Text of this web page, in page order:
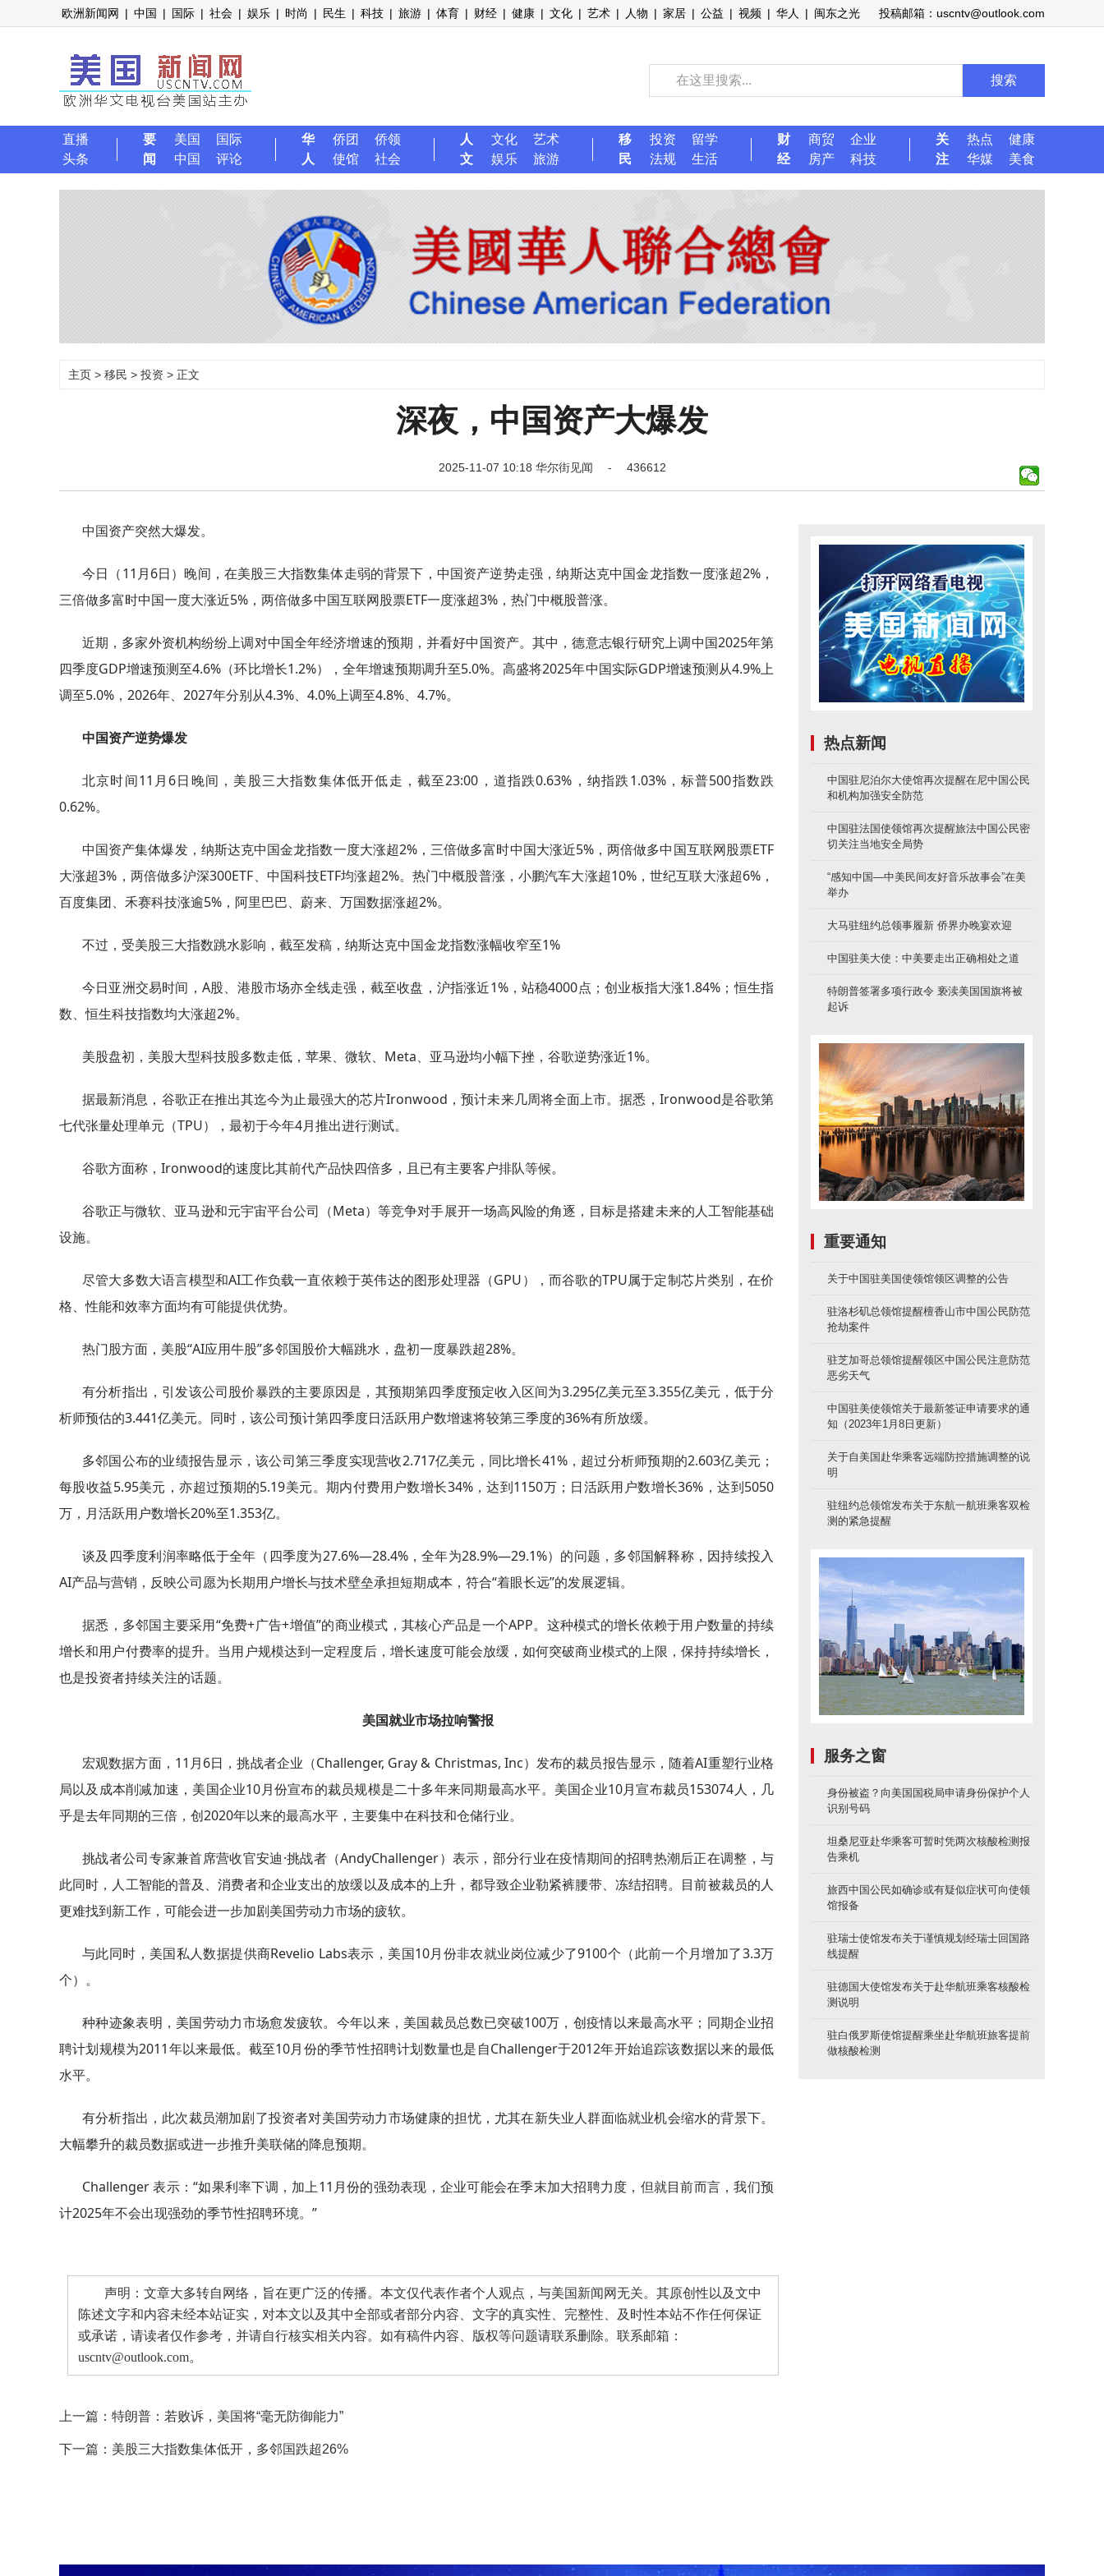
欧洲新闻网 | 中国 | 国际 | 社会 | 娱乐 | 时尚 | 民生 | 科技 | 旅游 | 体育 | 财经 | 健康 | 文化 | 艺术 | 人物 | 家居 | 公益 | 视频 | 华人 | 闽东之光 投稿邮箱：uscntv@outlook.com
搜索
直播
头条
要
闻
美国
国际
中国
评论
华
人
侨团
侨领
使馆
社会
人
文
文化
艺术
娱乐
旅游
移
民
投资
留学
法规
生活
财
经
商贸
企业
房产
科技
关
注
热点
健康
华媒
美食
主页 > 移民 > 投资 > 正文
深夜，中国资产大爆发
2025-11-07 10:18 华尔街见闻 - 436612
中国资产突然大爆发。
今日（11月6日）晚间，在美股三大指数集体走弱的背景下，中国资产逆势走强，纳斯达克中国金龙指数一度涨超2%，
三倍做多富时中国一度大涨近5%，两倍做多中国互联网股票ETF一度涨超3%，热门中概股普涨。
近期，多家外资机构纷纷上调对中国全年经济增速的预期，并看好中国资产。其中，德意志银行研究上调中国2025年第
四季度GDP增速预测至4.6%（环比增长1.2%），全年增速预期调升至5.0%。高盛将2025年中国实际GDP增速预测从4.9%上
调至5.0%，2026年、2027年分别从4.3%、4.0%上调至4.8%、4.7%。
中国资产逆势爆发
北京时间11月6日晚间，美股三大指数集体低开低走，截至23:00，道指跌0.63%，纳指跌1.03%，标普500指数跌
0.62%。
中国资产集体爆发，纳斯达克中国金龙指数一度大涨超2%，三倍做多富时中国大涨近5%，两倍做多中国互联网股票ETF
大涨超3%，两倍做多沪深300ETF、中国科技ETF均涨超2%。热门中概股普涨，小鹏汽车大涨超10%，世纪互联大涨超6%，
百度集团、禾赛科技涨逾5%，阿里巴巴、蔚来、万国数据涨超2%。
不过，受美股三大指数跳水影响，截至发稿，纳斯达克中国金龙指数涨幅收窄至1%
今日亚洲交易时间，A股、港股市场亦全线走强，截至收盘，沪指涨近1%，站稳4000点；创业板指大涨1.84%；恒生指
数、恒生科技指数均大涨超2%。
美股盘初，美股大型科技股多数走低，苹果、微软、Meta、亚马逊均小幅下挫，谷歌逆势涨近1%。
据最新消息，谷歌正在推出其迄今为止最强大的芯片Ironwood，预计未来几周将全面上市。据悉，Ironwood是谷歌第
七代张量处理单元（TPU），最初于今年4月推出进行测试。
谷歌方面称，Ironwood的速度比其前代产品快四倍多，且已有主要客户排队等候。
谷歌正与微软、亚马逊和元宇宙平台公司（Meta）等竞争对手展开一场高风险的角逐，目标是搭建未来的人工智能基础
设施。
尽管大多数大语言模型和AI工作负载一直依赖于英伟达的图形处理器（GPU），而谷歌的TPU属于定制芯片类别，在价
格、性能和效率方面均有可能提供优势。
热门股方面，美股“AI应用牛股”多邻国股价大幅跳水，盘初一度暴跌超28%。
有分析指出，引发该公司股价暴跌的主要原因是，其预期第四季度预定收入区间为3.295亿美元至3.355亿美元，低于分
析师预估的3.441亿美元。同时，该公司预计第四季度日活跃用户数增速将较第三季度的36%有所放缓。
多邻国公布的业绩报告显示，该公司第三季度实现营收2.717亿美元，同比增长41%，超过分析师预期的2.603亿美元；
每股收益5.95美元，亦超过预期的5.19美元。期内付费用户数增长34%，达到1150万；日活跃用户数增长36%，达到5050
万，月活跃用户数增长20%至1.353亿。
谈及四季度利润率略低于全年（四季度为27.6%—28.4%，全年为28.9%—29.1%）的问题，多邻国解释称，因持续投入
AI产品与营销，反映公司愿为长期用户增长与技术壁垒承担短期成本，符合“着眼长远”的发展逻辑。
据悉，多邻国主要采用“免费+广告+增值”的商业模式，其核心产品是一个APP。这种模式的增长依赖于用户数量的持续
增长和用户付费率的提升。当用户规模达到一定程度后，增长速度可能会放缓，如何突破商业模式的上限，保持持续增长，
也是投资者持续关注的话题。
美国就业市场拉响警报
宏观数据方面，11月6日，挑战者企业（Challenger, Gray & Christmas, Inc）发布的裁员报告显示，随着AI重塑行业格
局以及成本削减加速，美国企业10月份宣布的裁员规模是二十多年来同期最高水平。美国企业10月宣布裁员153074人，几
乎是去年同期的三倍，创2020年以来的最高水平，主要集中在科技和仓储行业。
挑战者公司专家兼首席营收官安迪·挑战者（AndyChallenger）表示，部分行业在疫情期间的招聘热潮后正在调整，与
此同时，人工智能的普及、消费者和企业支出的放缓以及成本的上升，都导致企业勒紧裤腰带、冻结招聘。目前被裁员的人
更难找到新工作，可能会进一步加剧美国劳动力市场的疲软。
与此同时，美国私人数据提供商Revelio Labs表示，美国10月份非农就业岗位减少了9100个（此前一个月增加了3.3万
个）。
种种迹象表明，美国劳动力市场愈发疲软。今年以来，美国裁员总数已突破100万，创疫情以来最高水平；同期企业招
聘计划规模为2011年以来最低。截至10月份的季节性招聘计划数量也是自Challenger于2012年开始追踪该数据以来的最低
水平。
有分析指出，此次裁员潮加剧了投资者对美国劳动力市场健康的担忧，尤其在新失业人群面临就业机会缩水的背景下。
大幅攀升的裁员数据或进一步推升美联储的降息预期。
Challenger 表示：“如果利率下调，加上11月份的强劲表现，企业可能会在季末加大招聘力度，但就目前而言，我们预
计2025年不会出现强劲的季节性招聘环境。”
声明：文章大多转自网络，旨在更广泛的传播。本文仅代表作者个人观点，与美国新闻网无关。其原创性以及文中
陈述文字和内容未经本站证实，对本文以及其中全部或者部分内容、文字的真实性、完整性、及时性本站不作任何保证
或承诺，请读者仅作参考，并请自行核实相关内容。如有稿件内容、版权等问题请联系删除。联系邮箱：
uscntv@outlook.com。
上一篇： 特朗普：若败诉，美国将“毫无防御能力”
下一篇： 美股三大指数集体低开，多邻国跌超26%
热点新闻
中国驻尼泊尔大使馆再次提醒在尼中国公民
和机构加强安全防范
中国驻法国使领馆再次提醒旅法中国公民密
切关注当地安全局势
“感知中国—中美民间友好音乐故事会”在美
举办
大马驻纽约总领事履新 侨界办晚宴欢迎
中国驻美大使：中美要走出正确相处之道
特朗普签署多项行政令 亵渎美国国旗将被
起诉
重要通知
关于中国驻美国使领馆领区调整的公告
驻洛杉矶总领馆提醒檀香山市中国公民防范
抢劫案件
驻芝加哥总领馆提醒领区中国公民注意防范
恶劣天气
中国驻美使领馆关于最新签证申请要求的通
知（2023年1月8日更新）
关于自美国赴华乘客远端防控措施调整的说
明
驻纽约总领馆发布关于东航一航班乘客双检
测的紧急提醒
服务之窗
身份被盗？向美国国税局申请身份保护个人
识别号码
坦桑尼亚赴华乘客可暂时凭两次核酸检测报
告乘机
旅西中国公民如确诊或有疑似症状可向使领
馆报备
驻瑞士使馆发布关于谨慎规划经瑞士回国路
线提醒
驻德国大使馆发布关于赴华航班乘客核酸检
测说明
驻白俄罗斯使馆提醒乘坐赴华航班旅客提前
做核酸检测